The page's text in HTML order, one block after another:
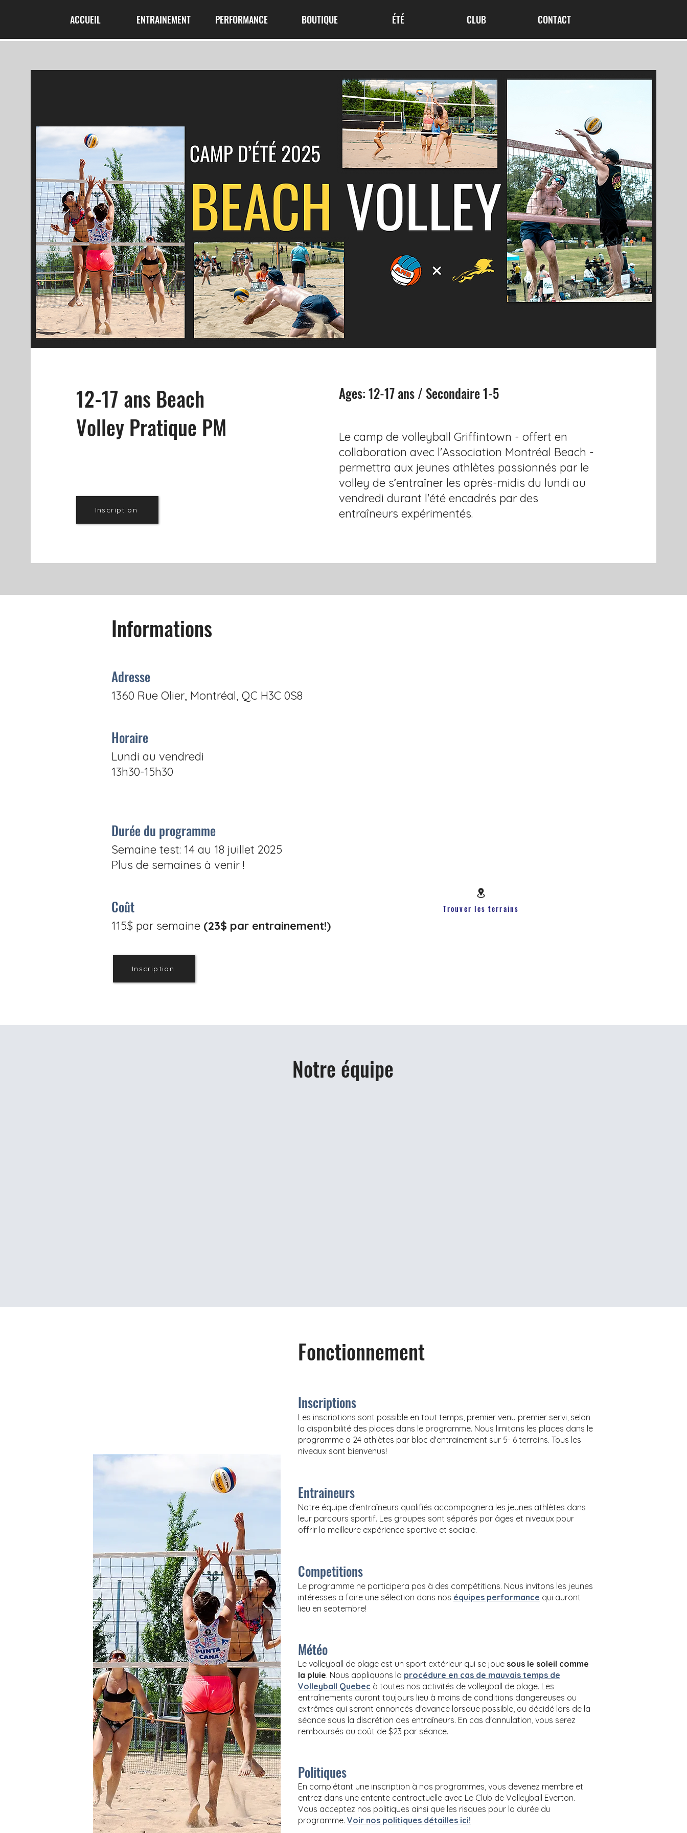
ACCUEIL ENTRAINEMENT PERFORMANCE BOUTIQUE ÉTÉ CLUB CONTACT
12-17 ans Beach
Volley Pratique PM
Inscription
Ages: 12-17 ans / Secondaire 1-5
Le camp de volleyball Griffintown - offert en
collaboration avec l'Association Montréal Beach -
permettra aux jeunes athlètes passionnés par le
volley de s’entraîner les après-midis du lundi au
vendredi durant l'été encadrés par des
entraîneurs expérimentés.
Informations
Adresse
1360 Rue Olier, Montréal, QC H3C 0S8
Horaire
Lundi au vendredi
13h30-15h30
Durée du programme
Semaine test: 14 au 18 juillet 2025
Plus de semaines à venir !
Coût
115$ par semaine (23$ par entrainement!)
Trouver les terrains
Inscription
Notre équipe
Fonctionnement
Inscriptions
Les inscriptions sont possible en tout temps, premier venu premier servi, selon
la disponibilité des places dans le programme. Nous limitons les places dans le
programme a 24 athlètes par bloc d'entrainement sur 5- 6 terrains. Tous les
niveaux sont bienvenus!
Entraineurs
Notre équipe d'entraîneurs qualifiés accompagnera les jeunes athlètes dans
leur parcours sportif. Les groupes sont séparés par âges et niveaux pour
offrir la meilleure expérience sportive et sociale.
Competitions
Le programme ne participera pas à des compétitions. Nous invitons les jeunes
intéresses a faire une sélection dans nos équipes performance qui auront
lieu en septembre!
Météo
Le volleyball de plage est un sport extérieur qui se joue sous le soleil comme
la pluie. Nous appliquons la procédure en cas de mauvais temps de
Volleyball Quebec à toutes nos activités de volleyball de plage. Les
entraînements auront toujours lieu à moins de conditions dangereuses ou
extrêmes qui seront annoncés d'avance lorsque possible, ou décidé lors de la
séance sous la discrétion des entraîneurs. En cas d'annulation, vous serez
remboursés au coût de $23 par séance.
Politiques
En complétant une inscription à nos programmes, vous devenez membre et
entrez dans une entente contractuelle avec Le Club de Volleyball Everton.
Vous acceptez nos politiques ainsi que les risques pour la durée du
programme. Voir nos politiques détailles ici!